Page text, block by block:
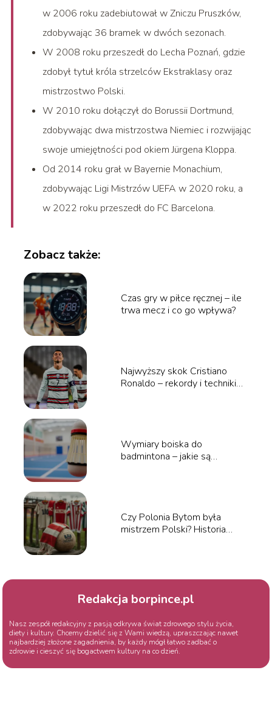
w 2006 roku zadebiutował w Zniczu Pruszków,
zdobywając 36 bramek w dwóch sezonach.
W 2008 roku przeszedł do Lecha Poznań, gdzie
zdobył tytuł króla strzelców Ekstraklasy oraz
mistrzostwo Polski.
W 2010 roku dołączył do Borussii Dortmund,
zdobywając dwa mistrzostwa Niemiec i rozwijając
swoje umiejętności pod okiem Jürgena Kloppa.
Od 2014 roku grał w Bayernie Monachium,
zdobywając Ligi Mistrzów UEFA w 2020 roku, a
w 2022 roku przeszedł do FC Barcelona.
Zobacz także:
Czas gry w piłce ręcznej – ile
trwa mecz i co go wpływa?
Najwyższy skok Cristiano
Ronaldo – rekordy i techniki
Wymiary boiska do
badmintona – jakie są
Czy Polonia Bytom była
mistrzem Polski? Historia
Redakcja borpince.pl
Nasz zespół redakcyjny z pasją odkrywa świat zdrowego stylu życia,
diety i kultury. Chcemy dzielić się z Wami wiedzą, upraszczając nawet
najbardziej złożone zagadnienia, by każdy mógł łatwo zadbać o
zdrowie i cieszyć się bogactwem kultury na co dzień.